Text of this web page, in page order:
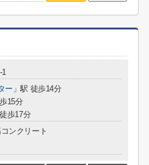
1
ー 」駅 徒歩14分
15分
歩17分
ンクリート